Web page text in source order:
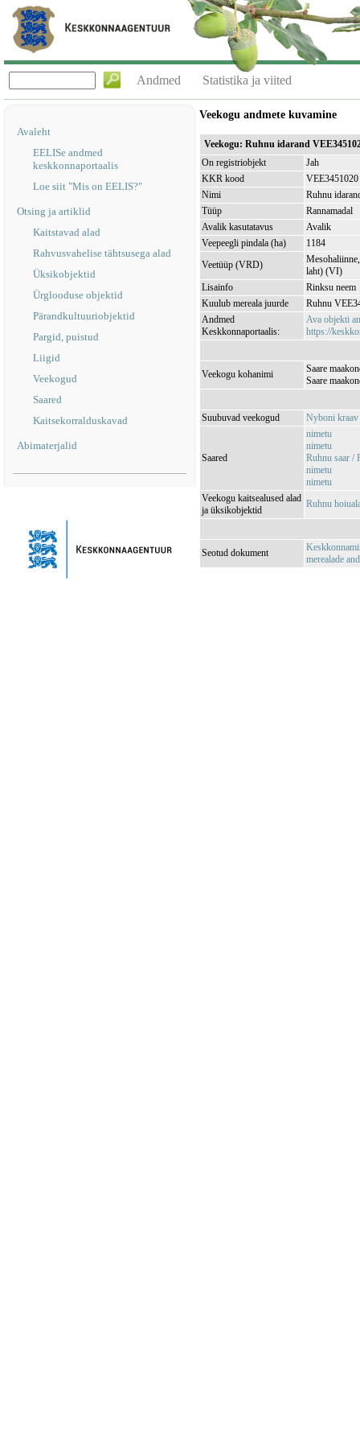
Andmed Statistika ja viited
Avaleht
EELISe andmed
keskkonnaportaalis
Loe siit "Mis on EELIS?"
Otsing ja artiklid
Kaitstavad alad
Rahvusvahelise tähtsusega alad
Üksikobjektid
Ürglooduse objektid
Pärandkultuuriobjektid
Pargid, puistud
Liigid
Veekogud
Saared
Kaitsekorralduskavad
Abimaterjalid
Veekogu andmete kuvamine
Veekogu: Ruhnu idarand
On registriobjekt
Jah
KKR kood
VEE3451020
Nimi
Ruhnu
Tüüp
Rannamadal
Avalik kasutatavus
Avalik
Veepeegli pindala (ha)
1184
Veetüüp (VRD)
laht) (VI)
Lisainfo
Rinksu neem
Kuulub mereala juurde
Ruhnu
Andmed
Keskkonnaportaalis:
Ava objekti
https://
Veekogu kohanimi
Saare
Saare
Suubuvad veekogud Nyboni
Saared
nimetu
nimetu
Ruhnu saar /
nimetu
nimetu
Veekogu kaitsealused alad
ja üksikobjektid
Ruhnu
Seotud dokument
merealade